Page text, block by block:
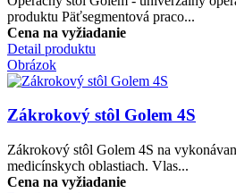
produktu Päťsegmentová praco...
Cena na vyžiadanie
Detail produktu
Obrázok
Zákrokový stôl Golem 4S
Zákrokový stôl Golem 4S na
medicínskych oblastiach. Vlas...
Cena na vyžiadanie